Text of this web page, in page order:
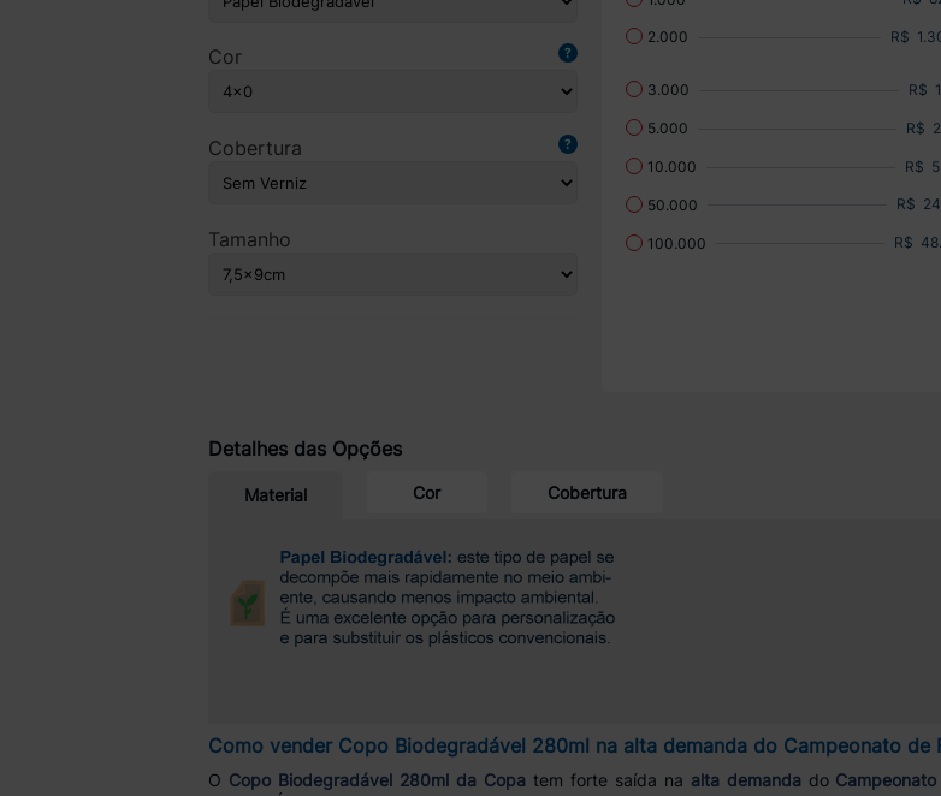
Cor
Cobertura
Tamanho
2.000 R$
3.000 R$
5.000 R$
10.000 R$
50.000 R$
100.000 R$
Detalhes das Opções
Material Cor Cobertura
Como vender Copo Biodegradável 280ml na alta demanda do Campeonato de
O Copo Biodegradável 280ml da Copa tem forte saída na alta demanda do